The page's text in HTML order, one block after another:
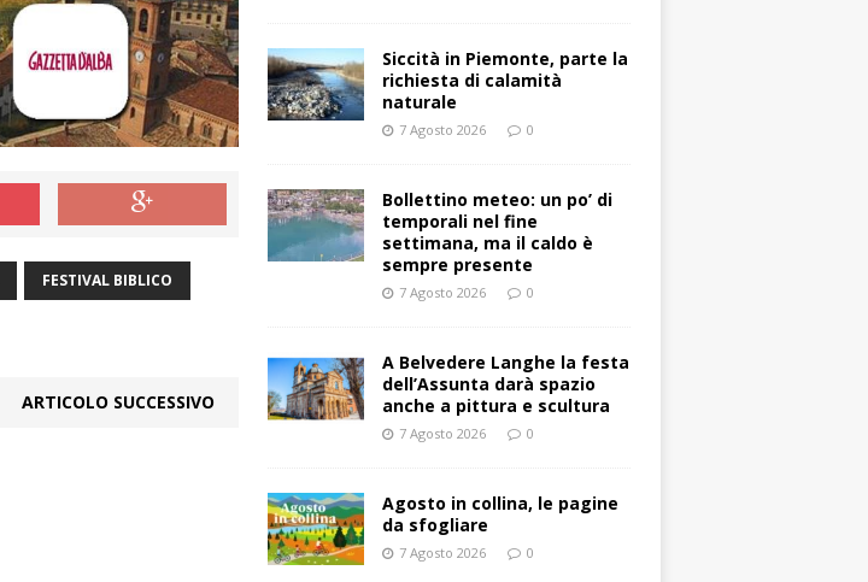
FESTIVAL BIBLICO
ARTICOLO SUCCESSIVO
Siccità in Piemonte, parte la
richiesta di calamità
naturale
7 Agosto 2026 0
Bollettino meteo: un po’ di
temporali nel fine
settimana, ma il caldo è
sempre presente
7 Agosto 2026 0
A Belvedere Langhe la festa
dell’Assunta darà spazio
anche a pittura e scultura
7 Agosto 2026 0
Agosto in collina, le pagine
da sfogliare
7 Agosto 2026 0